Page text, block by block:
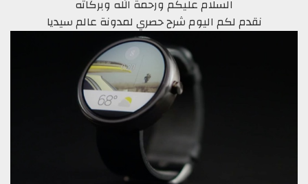
السلام عليكم ورحمة الله وبركاته
نقدم لكم اليوم شرح حصري لمدونة عالم سيديا